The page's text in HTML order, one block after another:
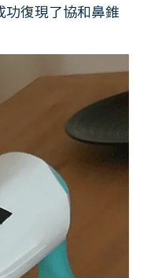
復現了協和鼻錐